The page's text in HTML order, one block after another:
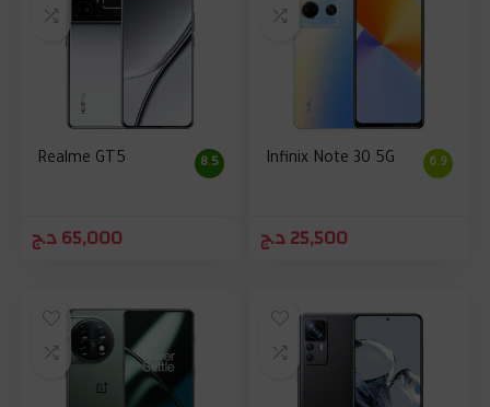
8.5
Realme GT5
65,000د.ج
6.9
Infinix Note 30 5G
25,500د.ج